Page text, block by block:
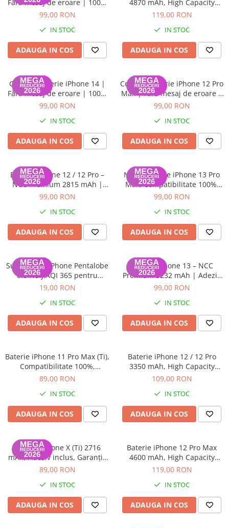
A2251 (Retina 13” 2020)
A2289 (Retina 13” 2020)
A2338 (M1/M2 13” 2020-2022)
A2442 (M1 14” 2021)
A2779 (M2 14” 2023)
A2918 (M3 14” 2023)
A2992 (M3 14” 2023)
Top Piese Mac
Baterii MacBook
Placi de baza
Display MacBook
Tastatura MacBook
MacBook Air
A1370 (11” 2010-2011)
A1466 (13” 2012-2017)
A1932 (13” 2018-2019)
A2179 (13” 2020)
A2337 (M1 13” 2020)
A2941 (M2 15” 2023)
A3240 (M4 13” 2025)
MacBook Pro
A1278 (Unibody 13” 2009-2012)
A1286 (Unibody 15” 2008-2012)
A1297 (Unibody 17” 2009-2011)
MacBook
A1342 (Unibody 13” 2009-2010)
A1534 (Retina 12” 2015-2017)
Piese & Accesorii iPhone
iPhone 17 Pro
Fără mesaj de eroare | 100%
Compatibilă | Garanție 12
99,00 RON
IN STOC
ADAUGA IN COS
4870 mAh, High Capacity
Diagnostic (diagnoza)
119,00 RON
IN STOC
ADAUGA IN COS
ColorX – Baterie iPhone 14 |
Fără mesaj de eroare | 100%
Compatibilă | Garanție 12
99,00 RON
IN STOC
ADAUGA IN COS
ColorX – Baterie iPhone 12 Pro
Max | Fără mesaj de eroare |
100% Compatibilă | Garanție
99,00 RON
IN STOC
ADAUGA IN COS
Baterie iPhone 12 / 12 Pro –
NCC Premium 2815 mAh |
Adeziv inclus | Garanție 12
99,00 RON
IN STOC
ADAUGA IN COS
NCC – Baterie iPhone 13 Pro
Max, Compatibilitate 100%,
Garanție 12 luni
99,00 RON
IN STOC
ADAUGA IN COS
Surubelnita iPhone Pentalobe
0.8 HUIJIAQI 365 pentru
suburile de la carcasa
19,00 RON
IN STOC
ADAUGA IN COS
Baterie iPhone 13 – NCC
Premium 3232 mAh | Adeziv
inclus | Garanție 12 luni
99,00 RON
IN STOC
ADAUGA IN COS
Baterie iPhone 11 Pro Max (Ti),
Compatibilitate 100%,
Garanție 12 luni
89,00 RON
IN STOC
ADAUGA IN COS
Baterie iPhone 12 / 12 Pro
3350 mAh, High Capacity
Diagnostic (diagnoza)
109,00 RON
IN STOC
ADAUGA IN COS
Baterie iPhone X (Ti) 2716
mAh, Adeziv inclus, Garanție
12 luni
89,00 RON
IN STOC
ADAUGA IN COS
Baterie iPhone 12 Pro Max
4600 mAh, High Capacity
Diagnostic (diagnoza)
119,00 RON
IN STOC
ADAUGA IN COS